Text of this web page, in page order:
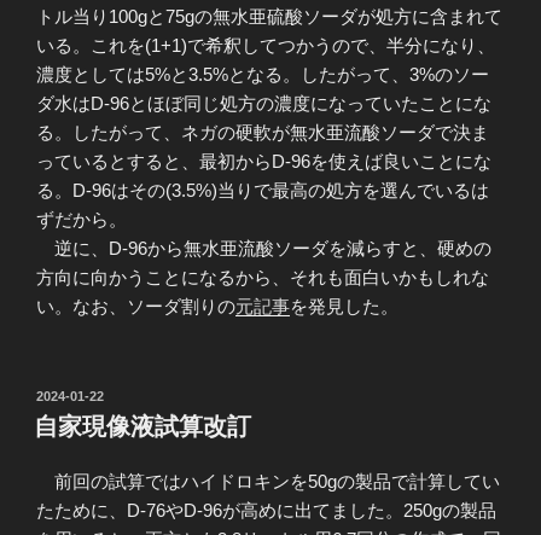
トル当り100gと75gの無水亜硫酸ソーダが処方に含まれて
いる。これを(1+1)で希釈してつかうので、半分になり、
濃度としては5%と3.5%となる。したがって、3%のソー
ダ水はD-96とほぼ同じ処方の濃度になっていたことにな
る。したがって、ネガの硬軟が無水亜流酸ソーダで決ま
っているとすると、最初からD-96を使えば良いことにな
る。D-96はその(3.5%)当りで最高の処方を選んでいるは
ずだから。
逆に、D-96から無水亜流酸ソーダを減らすと、硬めの
方向に向かうことになるから、それも面白いかもしれな
い。なお、ソーダ割りの元記事を発見した。
投
稿
日:
2024-01-22
自家現像液試算改訂
前回の試算ではハイドロキンを50gの製品で計算してい
たために、D-76やD-96が高めに出てました。250gの製品